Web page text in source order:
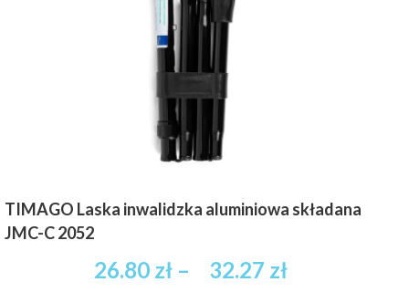
TIMAGO Laska inwalidzka aluminiowa składana
JMC-C 2052
26.80 zł – 32.27 złZakres